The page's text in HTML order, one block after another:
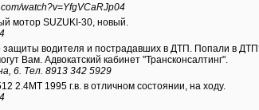
watch?v=YfgVCaRJp04
мотор SUZUKI-30, новый.
защиты водителя и пострадавших в ДТП. Попали в
Вам. Адвокатский кабинет "Трансконсалтинг".
6. Тел. 8913 342 5929
2.4МТ 1995 г.в. в отличном состоянии, на ходу.